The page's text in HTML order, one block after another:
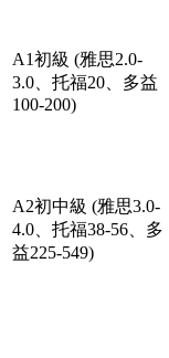
A1初級 (雅思2.0-
3.0、托福20、多益
100-200)
A2初中級 (雅思3.0-
4.0、托福38-56、多
益225-549)